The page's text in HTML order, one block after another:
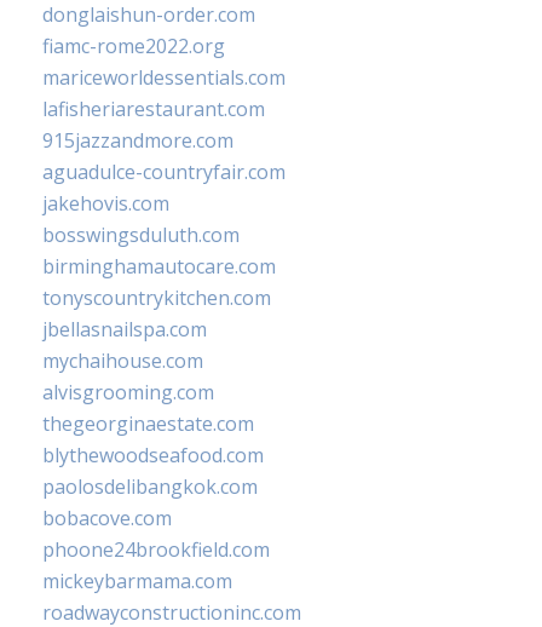
donglaishun-order.com
fiamc-rome2022.org
mariceworldessentials.com
lafisheriarestaurant.com
915jazzandmore.com
aguadulce-countryfair.com
jakehovis.com
bosswingsduluth.com
birminghamautocare.com
tonyscountrykitchen.com
jbellasnailspa.com
mychaihouse.com
alvisgrooming.com
thegeorginaestate.com
blythewoodseafood.com
paolosdelibangkok.com
bobacove.com
phoone24brookfield.com
mickeybarmama.com
roadwayconstructioninc.com